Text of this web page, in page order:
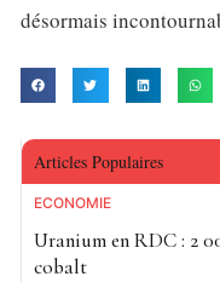
désormais
Articles Populaires
ECONOMIE
Uranium en RDC : 2
cobalt